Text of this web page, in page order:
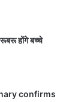
होंगे बच्चे
confirms